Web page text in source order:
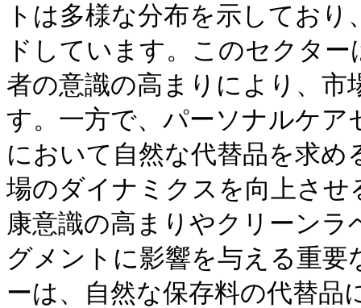
トは多様な分布を示してお
ドしています。このセクタ
者の意識の高まりにより、
す。一方で、パーソナルケ
において自然な代替品を求
場のダイナミクスを向上さ
康意識の高まりやクリーン
グメントに影響を与える重
ーは、自然な保存料の代替品